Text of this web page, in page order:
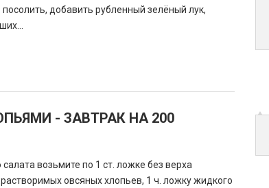
добавить рубленный зелёный лук,
- ЗАВТРАК НА 200
возьмите по 1 ст. ложке без верха
овсяных хлопьев, 1 ч. ложку жидкого